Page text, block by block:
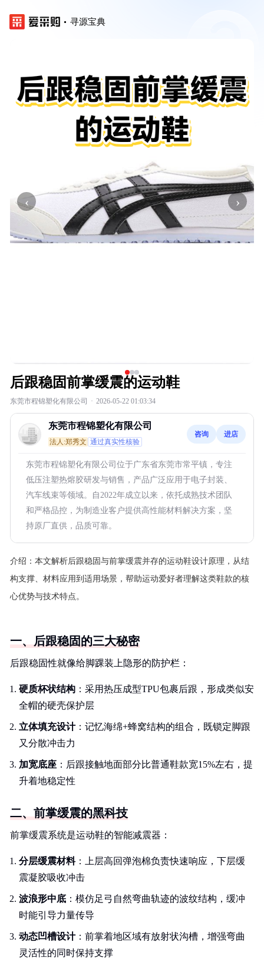
寻源宝典
‹ ›
后跟稳固前掌缓震的运动鞋
东莞市程锦塑化有限公司 · 2026-05-22 01:03:34
东莞市程锦塑化有限公司
法人:郑秀文 通过真实性核验
咨询 进店
东莞市程锦塑化有限公司位于广东省东莞市常平镇，专注
低压注塑热熔胶研发与销售，产品广泛应用于电子封装、
汽车线束等领域。自2022年成立以来，依托成熟技术团队
和严格品控，为制造业客户提供高性能材料解决方案，坚
持原厂直供，品质可靠。
介绍： 本文解析后跟稳固与前掌缓震并存的运动鞋设计原理，从结
构支撑、材料应用到适用场景，帮助运动爱好者理解这类鞋款的核
心优势与技术特点。
一、后跟稳固的三大秘密
后跟稳固性就像给脚踝装上隐形的防护栏：
硬质杯状结构 ：采用热压成型TPU包裹后跟，形成类似安
全帽的硬壳保护层
立体填充设计：记忆海绵+蜂窝结构的组合，既锁定脚跟
又分散冲击力
加宽底座 ：后跟接触地面部分比普通鞋款宽15%左右，提
升着地稳定性
二、前掌缓震的黑科技
前掌缓震系统是运动鞋的智能减震器：
分层缓震材料：上层高回弹泡棉负责快速响应，下层缓
震凝胶吸收冲击
波浪形中底 ：模仿足弓自然弯曲轨迹的波纹结构，缓冲
时能引导力量传导
动态凹槽设计：前掌着地区域有放射状沟槽，增强弯曲
灵活性的同时保持支撑